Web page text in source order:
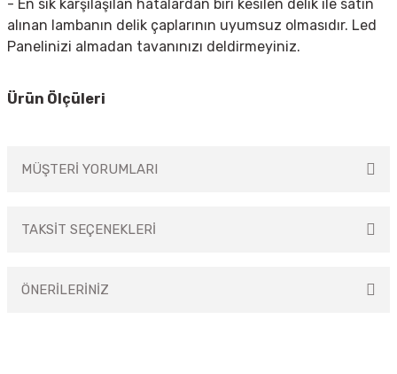
- En sık karşılaşılan hatalardan biri kesilen delik ile satın
alınan lambanın delik çaplarının uyumsuz olmasıdır. Led
Panelinizi almadan tavanınızı deldirmeyiniz.
Ürün Ölçüleri
MÜŞTERİ YORUMLARI
TAKSİT SEÇENEKLERİ
ÖNERİLERİNİZ